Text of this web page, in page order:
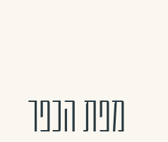
מפת הכפר